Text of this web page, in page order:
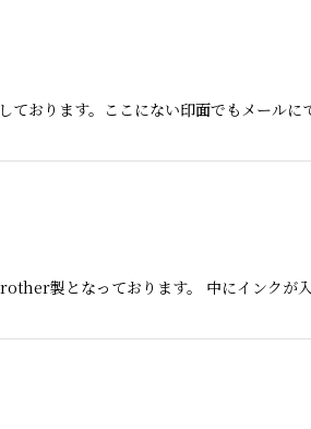
おります。ここにない印面でもメールに
製となっております。 中にインクが